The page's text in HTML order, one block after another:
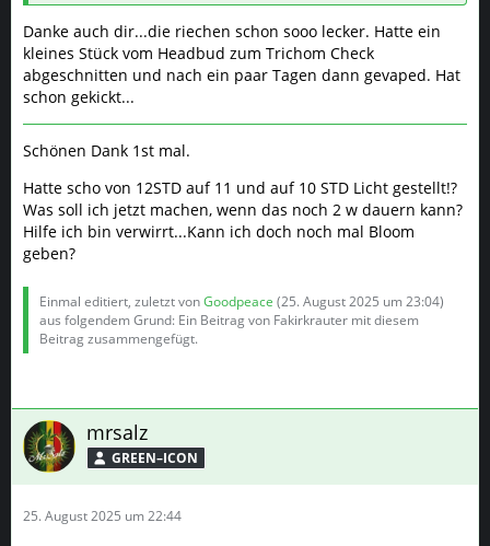
Danke auch dir...die riechen schon sooo lecker. Hatte ein
kleines Stück vom Headbud zum Trichom Check
abgeschnitten und nach ein paar Tagen dann gevaped. Hat
schon gekickt...
Schönen Dank 1st mal.
Hatte scho von 12STD auf 11 und auf 10 STD Licht gestellt!?
Was soll ich jetzt machen, wenn das noch 2 w dauern kann?
Hilfe ich bin verwirrt...Kann ich doch noch mal Bloom
geben?
Einmal editiert, zuletzt vonGoodpeace (25. August 2025 um 23:04)
aus folgendem Grund: Ein Beitrag von Fakirkrauter mit diesem
Beitrag zusammengefügt.
mrsalz
GREEN–ICON
25. August 2025 um 22:44